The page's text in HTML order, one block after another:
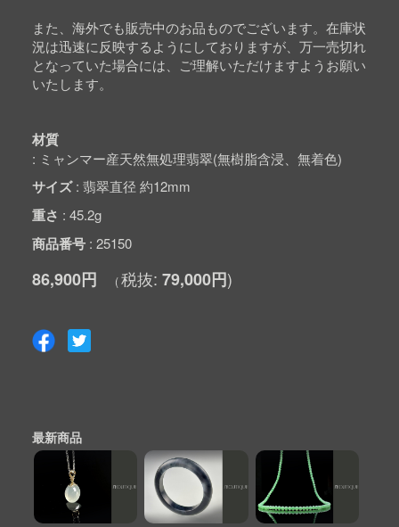
また、海外でも販売中のお品ものでございます。在庫状
況は迅速に反映するようにしておりますが、万一売切れ
となっていた場合には、ご理解いただけますようお願い
いたします。
材質
ミャンマー産天然無処理翡翠(無樹脂含浸、無着色)
サイズ 翡翠直径 約12mm
重さ 45.2g
商品番号 25150
86,900円 79,000円
最新商品